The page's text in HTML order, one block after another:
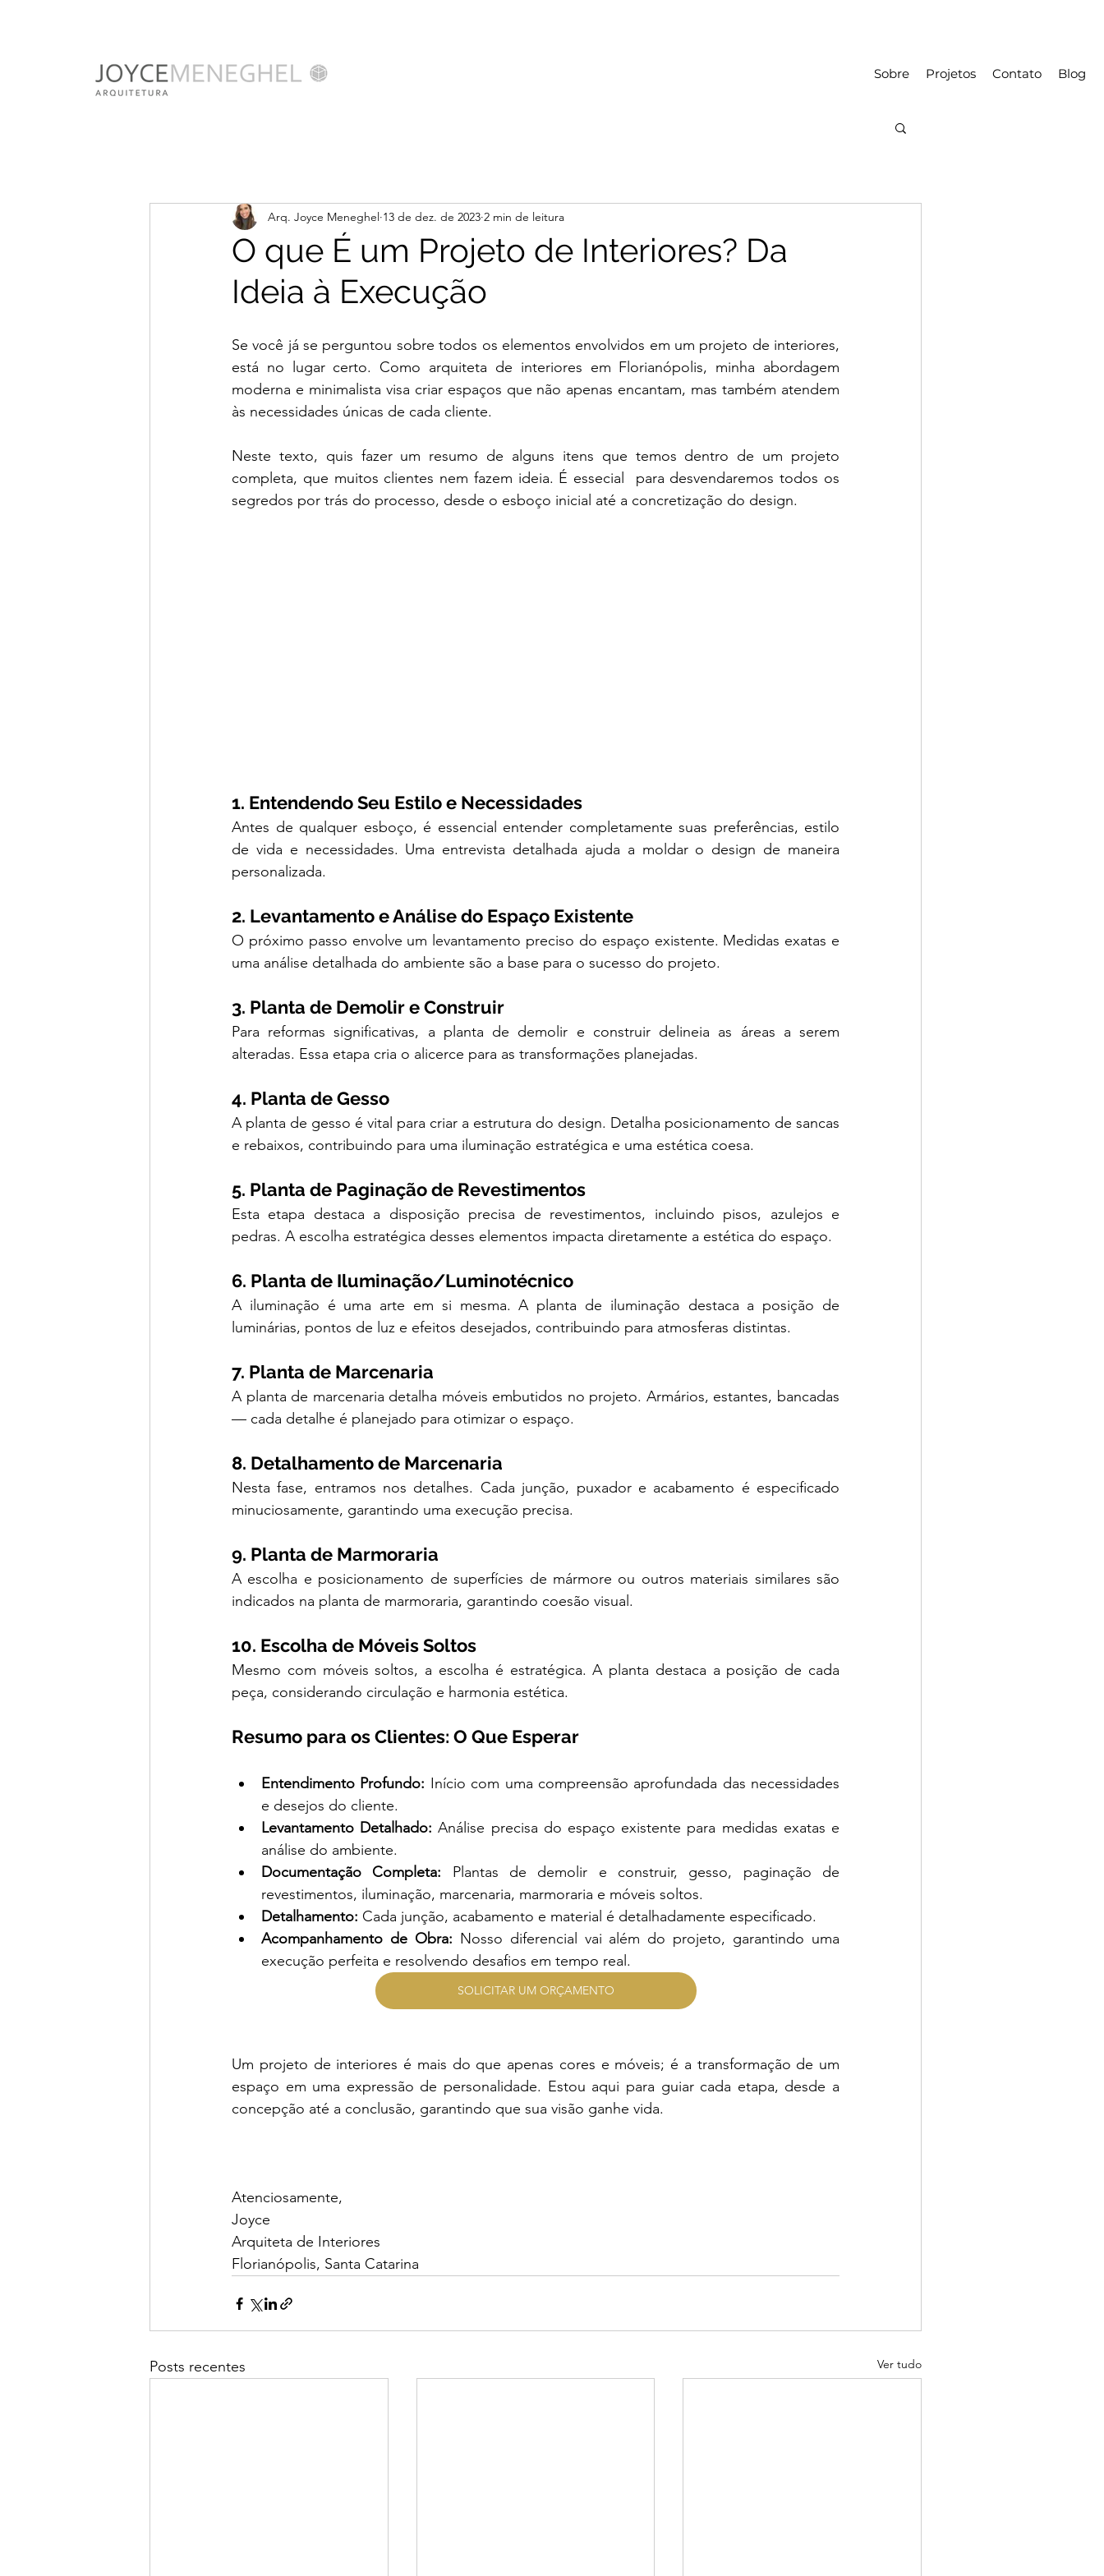
Sobre Projetos Contato Blog
O que É um Projeto de Interiores? Da
Ideia à Execução
Arq. Joyce Meneghel 13 de dez. de 2023 2 min de leitura
Se você já se perguntou sobre todos os elementos envolvidos em um projeto de interiores,
está no lugar certo. Como arquiteta de interiores em Florianópolis, minha abordagem
moderna e minimalista visa criar espaços que não apenas encantam, mas também atendem
às necessidades únicas de cada cliente.
Neste texto, quis fazer um resumo de alguns itens que temos dentro de um projeto
completa, que muitos clientes nem fazem ideia. É essecial  para desvendaremos todos os
segredos por trás do processo, desde o esboço inicial até a concretização do design.
1. Entendendo Seu Estilo e Necessidades
Antes de qualquer esboço, é essencial entender completamente suas preferências, estilo
de vida e necessidades. Uma entrevista detalhada ajuda a moldar o design de maneira
personalizada.
2. Levantamento e Análise do Espaço Existente
O próximo passo envolve um levantamento preciso do espaço existente. Medidas exatas e
uma análise detalhada do ambiente são a base para o sucesso do projeto.
3. Planta de Demolir e Construir
Para reformas significativas, a planta de demolir e construir delineia as áreas a serem
alteradas. Essa etapa cria o alicerce para as transformações planejadas.
4. Planta de Gesso
A planta de gesso é vital para criar a estrutura do design. Detalha posicionamento de sancas
e rebaixos, contribuindo para uma iluminação estratégica e uma estética coesa.
5. Planta de Paginação de Revestimentos
Esta etapa destaca a disposição precisa de revestimentos, incluindo pisos, azulejos e
pedras. A escolha estratégica desses elementos impacta diretamente a estética do espaço.
6. Planta de Iluminação/Luminotécnico
A iluminação é uma arte em si mesma. A planta de iluminação destaca a posição de
luminárias, pontos de luz e efeitos desejados, contribuindo para atmosferas distintas.
7. Planta de Marcenaria
A planta de marcenaria detalha móveis embutidos no projeto. Armários, estantes, bancadas
— cada detalhe é planejado para otimizar o espaço.
8. Detalhamento de Marcenaria
Nesta fase, entramos nos detalhes. Cada junção, puxador e acabamento é especificado
minuciosamente, garantindo uma execução precisa.
9. Planta de Marmoraria
A escolha e posicionamento de superfícies de mármore ou outros materiais similares são
indicados na planta de marmoraria, garantindo coesão visual.
10. Escolha de Móveis Soltos
Mesmo com móveis soltos, a escolha é estratégica. A planta destaca a posição de cada
peça, considerando circulação e harmonia estética.
Resumo para os Clientes: O Que Esperar
Entendimento Profundo: Início com uma compreensão aprofundada das necessidades
e desejos do cliente.
Levantamento Detalhado: Análise precisa do espaço existente para medidas exatas e
análise do ambiente.
Documentação Completa: Plantas de demolir e construir, gesso, paginação de
revestimentos, iluminação, marcenaria, marmoraria e móveis soltos.
Detalhamento: Cada junção, acabamento e material é detalhadamente especificado.
Acompanhamento de Obra: Nosso diferencial vai além do projeto, garantindo uma
execução perfeita e resolvendo desafios em tempo real.
SOLICITAR UM ORÇAMENTO
Um projeto de interiores é mais do que apenas cores e móveis; é a transformação de um
espaço em uma expressão de personalidade. Estou aqui para guiar cada etapa, desde a
concepção até a conclusão, garantindo que sua visão ganhe vida.
Atenciosamente,
Joyce
Arquiteta de Interiores
Florianópolis, Santa Catarina
Posts recentes Ver tudo